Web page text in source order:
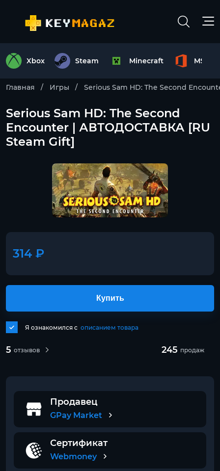
Xbox Steam Minecraft MS
Главная Игры Serious Sam HD: The Second
Serious Sam HD: The Second
Encounter | АВТОДОСТАВКА [RU
Steam Gift]
314 ₽
5 отзывов 245 продаж
Я ознакомился с описанием товара
Купить
Продавец
GPay Market
Сертификат
Webmoney